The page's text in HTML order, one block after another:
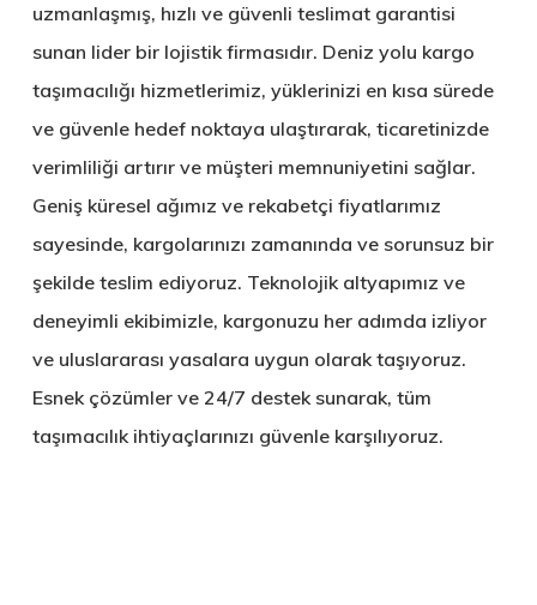
uzmanlaşmış, hızlı ve güvenli teslimat garantisi
sunan lider bir lojistik firmasıdır. Deniz yolu kargo
taşımacılığı hizmetlerimiz, yüklerinizi en kısa sürede
ve güvenle hedef noktaya ulaştırarak, ticaretinizde
verimliliği artırır ve müşteri memnuniyetini sağlar.
Geniş küresel ağımız ve rekabetçi fiyatlarımız
sayesinde, kargolarınızı zamanında ve sorunsuz bir
şekilde teslim ediyoruz. Teknolojik altyapımız ve
deneyimli ekibimizle, kargonuzu her adımda izliyor
ve uluslararası yasalara uygun olarak taşıyoruz.
Esnek çözümler ve 24/7 destek sunarak, tüm
taşımacılık ihtiyaçlarınızı güvenle karşılıyoruz.